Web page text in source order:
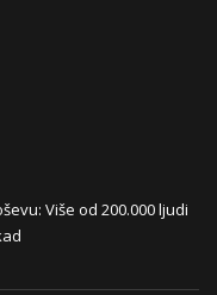
Više od 200.000 ljudi